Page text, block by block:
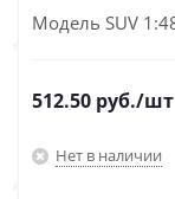
Модель SUV
512.50 руб./шт
Нет в наличии